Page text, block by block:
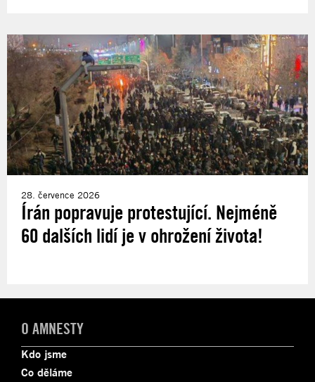
28. července 2026
Írán popravuje protestující. Nejméně
60 dalších lidí je v ohrožení života!
O AMNESTY
Kdo jsme
Co děláme